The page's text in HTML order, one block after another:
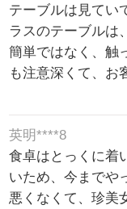
テーブルは見てい
ラスのテーブルは
簡単ではなく、触
も注意深くて、お
英明****8
食卓はとっくに着
いため、今までや
悪くなくて、珍美